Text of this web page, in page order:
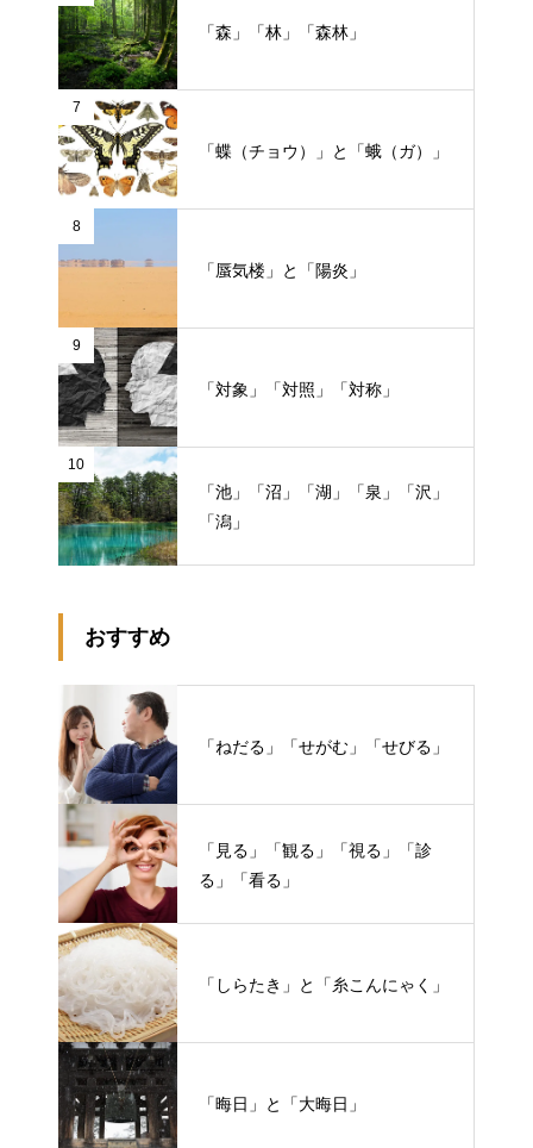
「森」「林」「森林」
7
「蝶（チョウ）」と「蛾（ガ）」
8
「蜃気楼」と「陽炎」
9
「対象」「対照」「対称」
10
「池」「沼」「湖」「泉」「沢」
「潟」
おすすめ
「ねだる」「せがむ」「せびる」
「見る」「観る」「視る」「診
る」「看る」
「しらたき」と「糸こんにゃく」
「晦日」と「大晦日」